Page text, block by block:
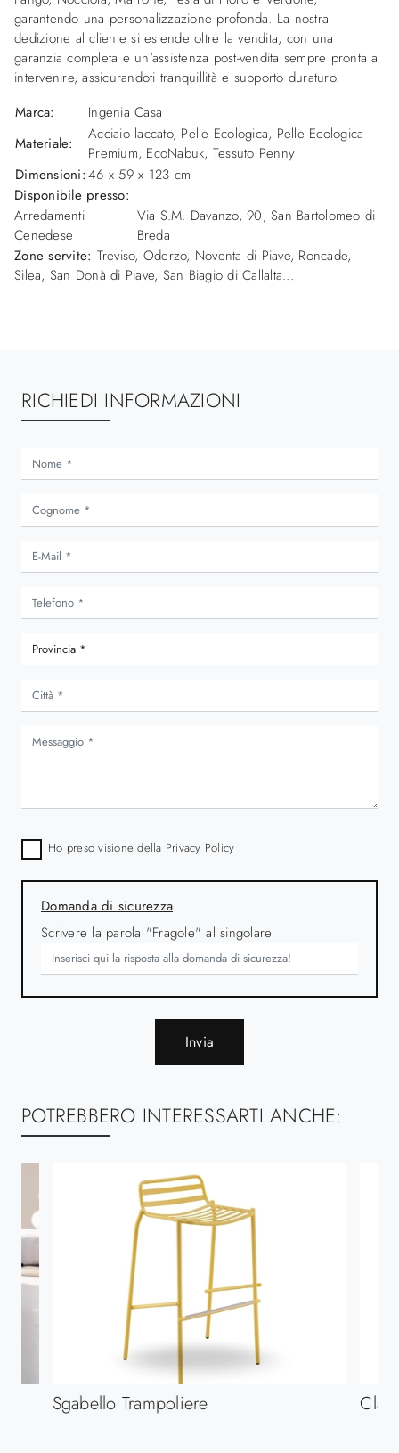
garantendo una personalizzazione profonda. La nostra
dedizione al cliente si estende oltre la vendita, con una
garanzia completa e un'assistenza post-vendita sempre pronta a
intervenire, assicurandoti tranquillità e supporto duraturo.
Marca:
Ingenia Casa
Materiale:
Acciaio laccato, Pelle Ecologica, Pelle Ecologica
Premium, EcoNabuk, Tessuto Penny
Dimensioni:46 x 59 x 123 cm
Disponibile presso:
Arredamenti
Cenedese
Via S.M. Davanzo, 90,San Bartolomeo di
Breda
Zone servite: Treviso, Oderzo, Noventa di Piave, Roncade,
Silea, San Donà di Piave, San Biagio di Callalta...
RICHIEDI INFORMAZIONI
Ho preso visione della Privacy Policy
Domanda di sicurezza
Scrivere la parola "Fragole" al singolare
Invia
POTREBBERO INTERESSARTI ANCHE:
Sgabello Trampoliere